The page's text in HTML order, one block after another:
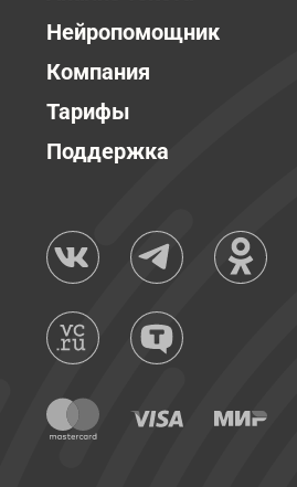
Нейропомощник
Компания
Тарифы
Поддержка